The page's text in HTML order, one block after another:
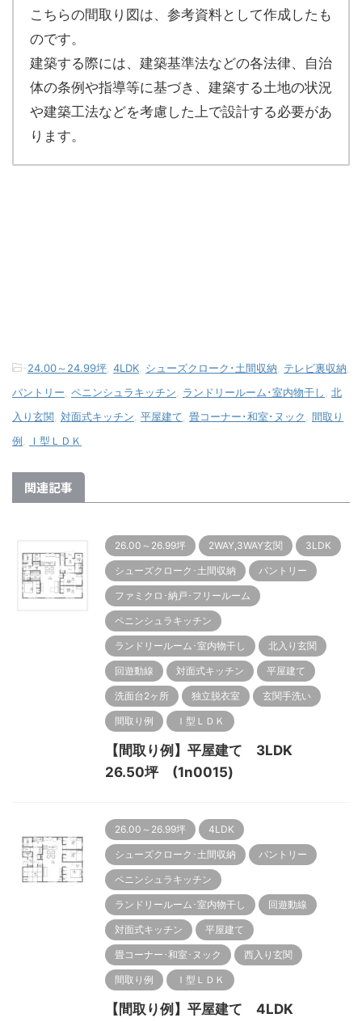
こちらの間取り図は、参考資料として作成したも
のです。
建築する際には、建築基準法などの各法律、自治
体の条例や指導等に基づき、建築する土地の状況
や建築工法などを考慮した上で設計する必要があ
ります。
-24.00～24.99坪 4LDK シューズクローク･土間収納 テレビ裏収納
パントリー ペニンシュラキッチン ランドリールーム･室内物干し
北
入り玄関 対面式キッチン 平屋建て 畳コーナー･和室･ヌック
間取り
例
Ｉ型ＬＤＫ
関連記事
26.00～26.99坪 2WAY,3WAY玄関 3LDK
シューズクローク･土間収納 パントリー
ファミクロ･納戸･フリールーム
ペニンシュラキッチン
ランドリールーム･室内物干し 北入り玄関
回遊動線 対面式キッチン 平屋建て
洗面台2ヶ所 独立脱衣室 玄関手洗い
間取り例 Ｉ型ＬＤＫ
【間取り例】平屋建て 3LDK
26.50坪 (1n0015)
26.00～26.99坪 4LDK
シューズクローク･土間収納 パントリー
ペニンシュラキッチン
ランドリールーム･室内物干し 回遊動線
対面式キッチン 平屋建て
畳コーナー･和室･ヌック 西入り玄関
間取り例 Ｉ型ＬＤＫ
【間取り例】平屋建て 4LDK